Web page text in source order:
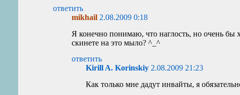
ответить
mikhail 2.08.2009 0:18
Я конечно понимаю, что наглость, но очень бы
скинете на это мыло? ^_^
ответить
Kirill A. Korinskiy 2.08.2009 21:23
Как только мне дадут инвайты, я